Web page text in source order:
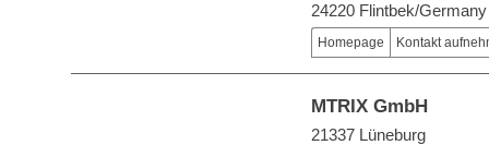
24220 Flintbek/Germany
Homepage Kontakt
MTRIX GmbH
21337 Lüneburg